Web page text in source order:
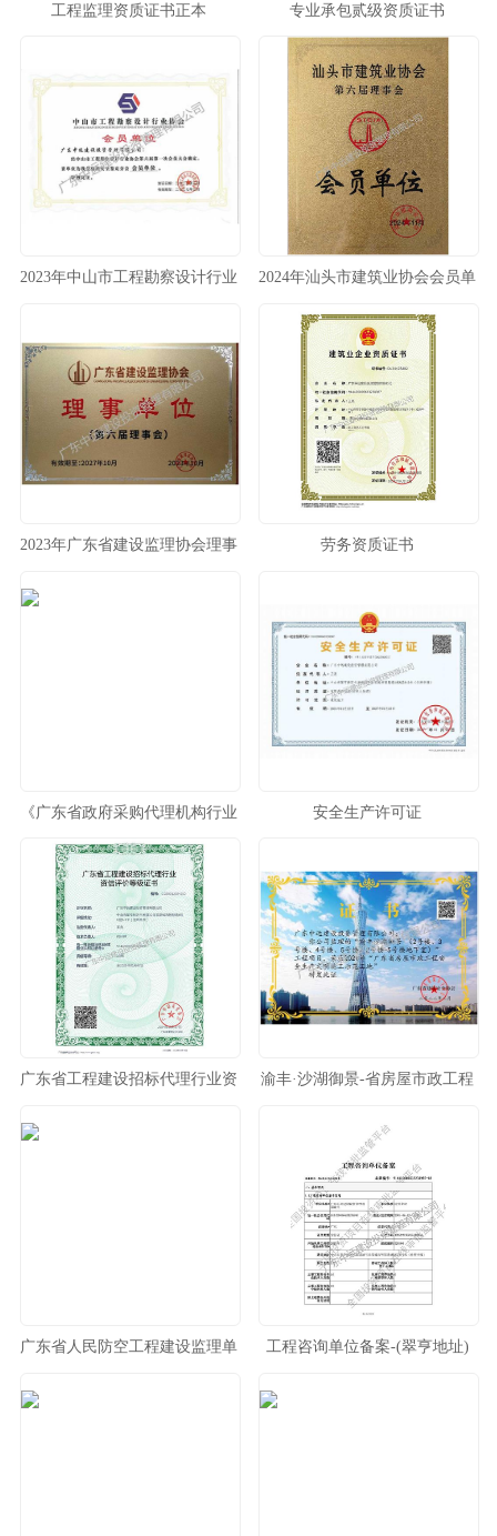
工程监理资质证书正本 专业承包贰级资质证书
2023年中山市工程勘察设计行业
2024年汕头市建筑业协会会员单
2023年广东省建设监理协会理事
劳务资质证书
《广东省政府采购代理机构行业
自律公约》成员单位
安全生产许可证
广东省工程建设招标代理行业资
渝丰·沙湖御景-省房屋市政工程
广东省人民防空工程建设监理单
工程咨询单位备案-(翠亨地址)